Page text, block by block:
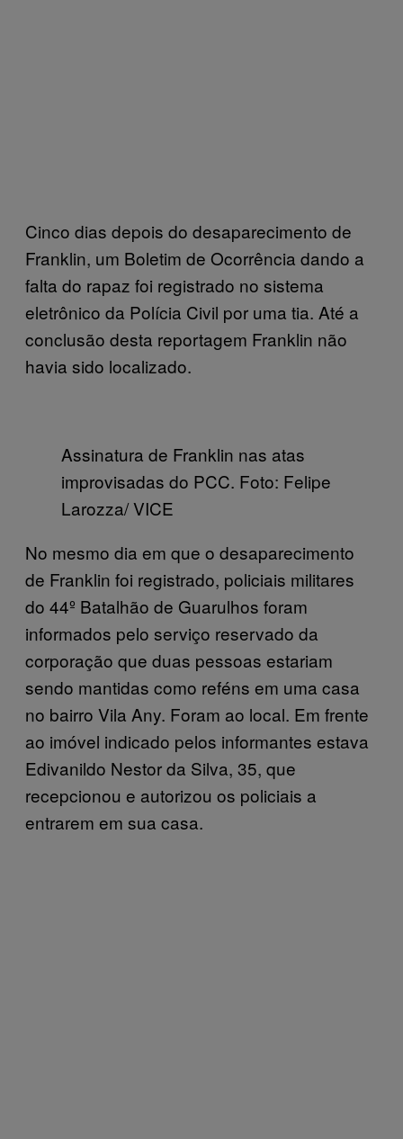
Cinco dias depois do desaparecimento de
Franklin, um Boletim de Ocorrência dando a
falta do rapaz foi registrado no sistema
eletrônico da Polícia Civil por uma tia. Até a
conclusão desta reportagem Franklin não
havia sido localizado.
Assinatura de Franklin nas atas
improvisadas do PCC. Foto: Felipe
Larozza/ VICE
No mesmo dia em que o desaparecimento
de Franklin foi registrado, policiais militares
do 44º Batalhão de Guarulhos foram
informados pelo serviço reservado da
corporação que duas pessoas estariam
sendo mantidas como reféns em uma casa
no bairro Vila Any. Foram ao local. Em frente
ao imóvel indicado pelos informantes estava
Edivanildo Nestor da Silva, 35, que
recepcionou e autorizou os policiais a
entrarem em sua casa.